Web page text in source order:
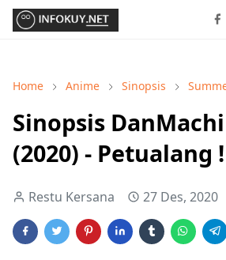
Home Anime Sinopsis
Sinopsis
(2020) - Petualang !
Restu Kersana 27 Des, 2020